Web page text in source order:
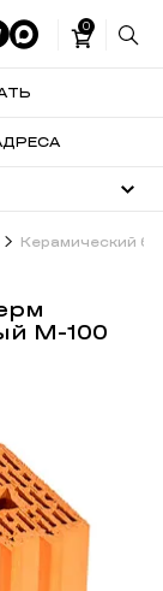
0
Керамический
М-100